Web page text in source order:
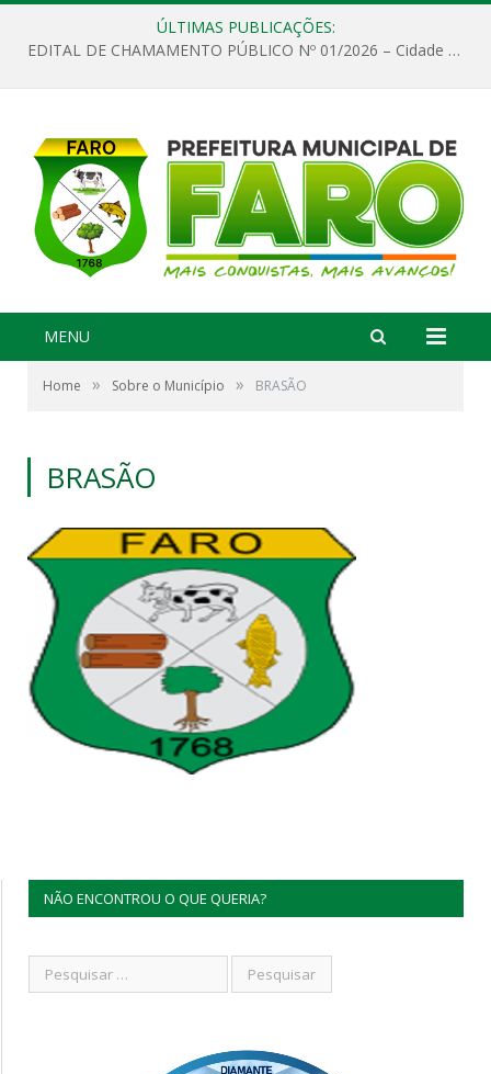
ÚLTIMAS PUBLICAÇÕES:
EDITAL DE CHAMAMENTO PÚBLICO Nº 01/2026 – Cidade de Faro
MENU
Home » Sobre o Município » BRASÃO
BRASÃO
NÃO ENCONTROU O QUE QUERIA?